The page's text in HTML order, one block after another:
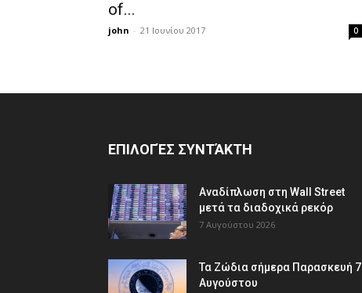
of...
john - 21 Ιουνίου 2017 0
ΕΠΙΛΟΓΈΣ ΣΥΝΤΆΚΤΗ
Αναδίπλωση στη Wall Street
μετά τα διαδοχικά ρεκόρ
7 Αυγούστου 2026
Τα Ζώδια σήμερα Παρασκευή 7
Αυγούστου